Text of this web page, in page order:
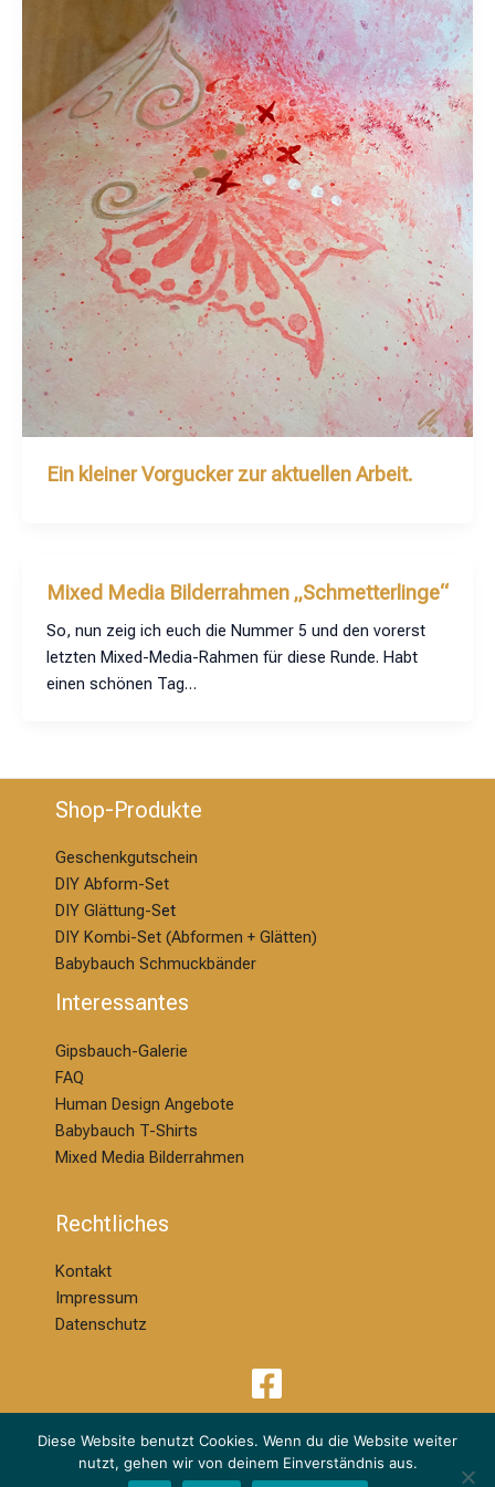
Ein kleiner Vorgucker zur aktuellen Arbeit.
Mixed Media Bilderrahmen „Schmetterlinge“
So, nun zeig ich euch die Nummer 5 und den vorerst
letzten Mixed-Media-Rahmen für diese Runde. Habt
einen schönen Tag…
Shop-Produkte
Geschenkgutschein
DIY Abform-Set
DIY Glättung-Set
DIY Kombi-Set (Abformen + Glätten)
Babybauch Schmuckbänder
Interessantes
Gipsbauch-Galerie
FAQ
Human Design Angebote
Babybauch T-Shirts
Mixed Media Bilderrahmen
Rechtliches
Kontakt
Impressum
Datenschutz
© 2026 | Melanie Ackermann Design & Kreation | dm Babybauchdesign
Diese Website benutzt Cookies. Wenn du die Website weiter
nutzt, gehen wir von deinem Einverständnis aus.